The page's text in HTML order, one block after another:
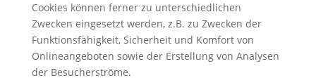
Cookies können ferner zu unterschiedlichen
Zwecken eingesetzt werden, z.B. zu Zwecken der
Funktionsfähigkeit, Sicherheit und Komfort von
Onlineangeboten sowie der Erstellung von Analysen
der Besucherströme.